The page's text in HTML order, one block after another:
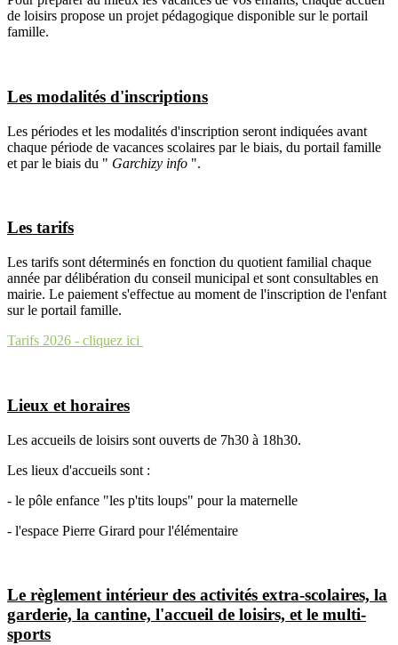
de loisirs propose un projet pédagogique disponible sur le portail
famille.
Les modalités d'inscriptions
Les périodes et les modalités d'inscription seront indiquées avant
chaque période de vacances scolaires par le biais, du portail famille
et par le biais du " Garchizy info ".
Les tarifs
Les tarifs sont déterminés en fonction du quotient familial chaque
année par délibération du conseil municipal et sont consultables en
mairie. Le paiement s'effectue au moment de l'inscription de l'enfant
sur le portail famille.
Tarifs 2026 - cliquez ici
Lieux et horaires
Les accueils de loisirs sont ouverts de 7h30 à 18h30.
Les lieux d'accueils sont :
- le pôle enfance "les p'tits loups" pour la maternelle
- l'espace Pierre Girard pour l'élémentaire
Le règlement intérieur des activités extra-scolaires, la
garderie, la cantine, l'accueil de loisirs, et le multi-
sports